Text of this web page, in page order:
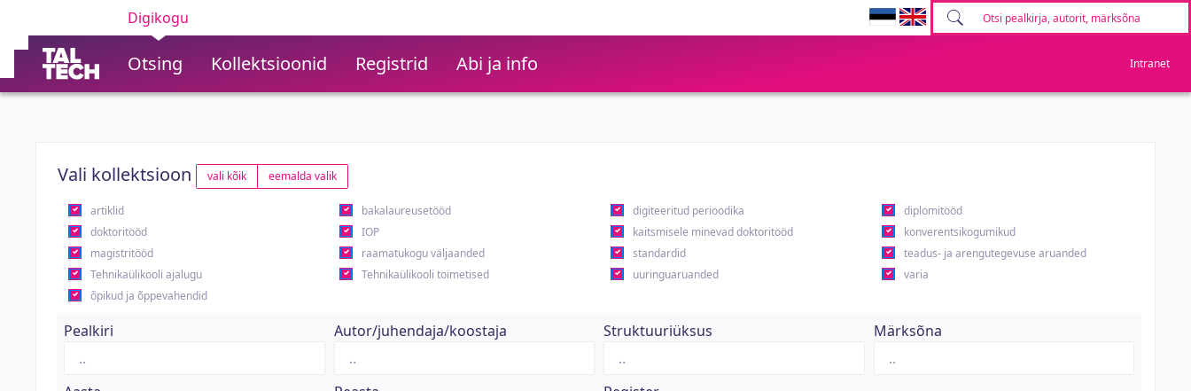
Digikogu
Otsing Kollektsioonid Registrid Abi ja info Intranet
Vali kollektsioon vali kõik eemalda valik
artiklid bakalaureusetööd digiteeritud perioodika
diplomitööd
doktoritööd
IOP kaitsmisele minevad doktoritööd
konverentsikogumikud
magistritööd
raamatukogu väljaanded standardid
teadus- ja arengutegevuse aruanded
Tehnikaülikooli ajalugu
Tehnikaülikooli toimetised uuringuaruanded
varia
õpikud ja õppevahendid
Pealkiri Autor/juhendaja/koostaja Struktuuriüksus Märksõna